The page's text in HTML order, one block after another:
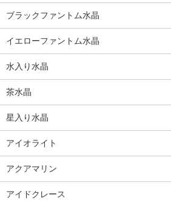
ブラックファントム水晶
イエローファントム水晶
水入り水晶
茶水晶
星入り水晶
アイオライト
アクアマリン
アイドクレース